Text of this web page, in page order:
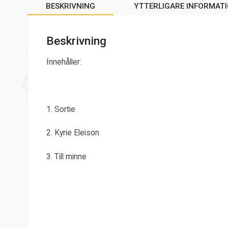
BESKRIVNING YTTERLIGARE
Beskrivning
Innehåller:
1. Sortie
2. Kyrie Eleison
3. Till minne